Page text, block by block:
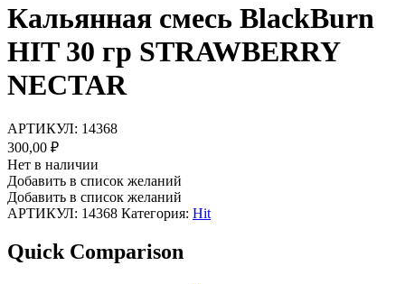
Кальянная смесь BlackBurn
HIT 30 гр STRAWBERRY
NECTAR
АРТИКУЛ: 14368
300,00 ₽
Нет в наличии
Добавить в список желаний
Добавить в список желаний
АРТИКУЛ: 14368 Категория: Hit
Quick Comparison